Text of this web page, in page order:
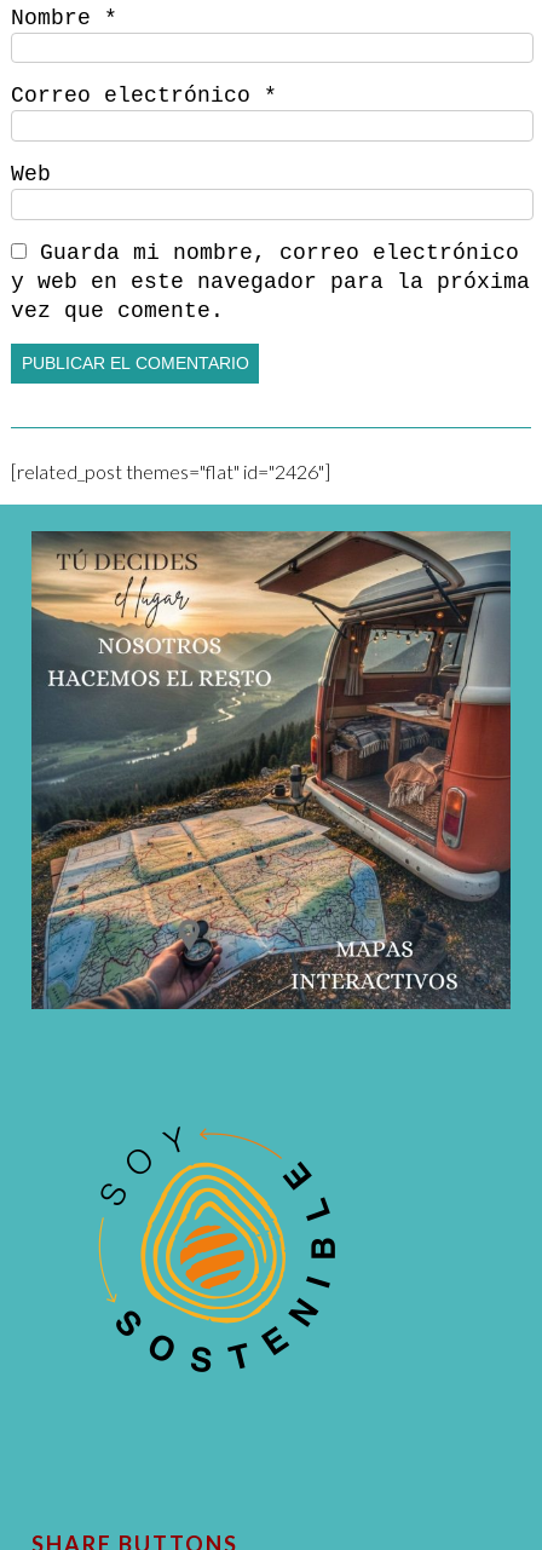
Nombre *
Correo electrónico *
Web
Guarda mi nombre, correo electrónico
y web en este navegador para la próxima
vez que comente.
[related_post themes="flat" id="2426"]
SHARE BUTTONS